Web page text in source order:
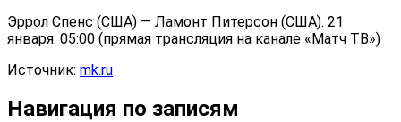
Эррол Спенс (США) — Ламонт Питерсон (США). 21
января. 05:00 (прямая трансляция на канале «Матч ТВ»)
Источник: mk.ru
Навигация по записям